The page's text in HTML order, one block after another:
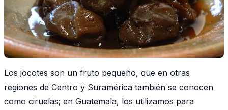
Los jocotes son un fruto pequeño, que en otras
regiones de Centro y Suramérica también se conocen
como ciruelas; en Guatemala, los utilizamos para